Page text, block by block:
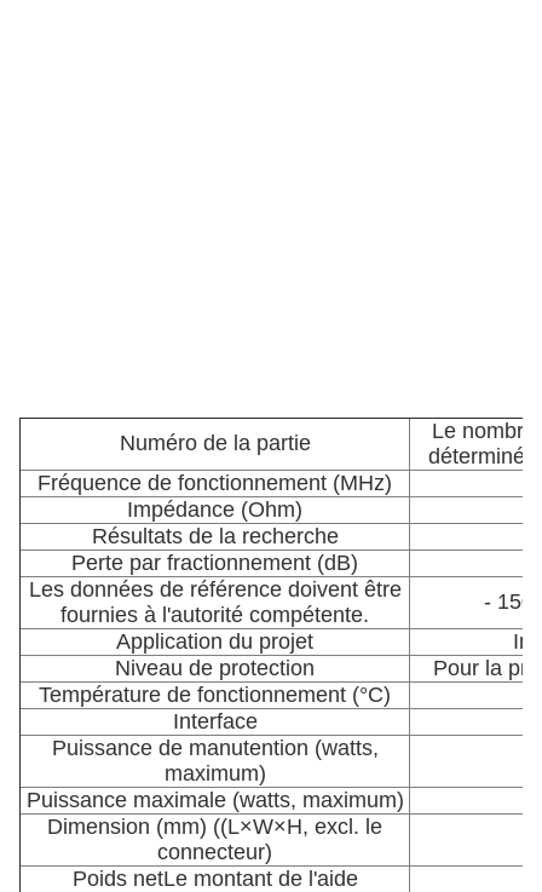
Numéro de la partie
Le
déterminé
Fréquence de fonctionnement (MHz)
Impédance (Ohm)
Résultats de la recherche
Perte par fractionnement (dB)
Les données de référence doivent être
fournies à l'autorité compétente.
- 150
Application du projet
Niveau de protection
Pour la
Température de fonctionnement (°C)
Interface
Puissance de manutention (watts,
maximum)
Puissance maximale (watts, maximum)
Dimension (mm) ((L×W×H, excl. le
connecteur)
Poids netLe montant de l'aide